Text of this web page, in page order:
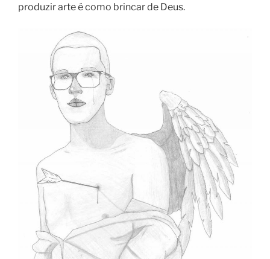
produzir arte é como brincar de Deus.